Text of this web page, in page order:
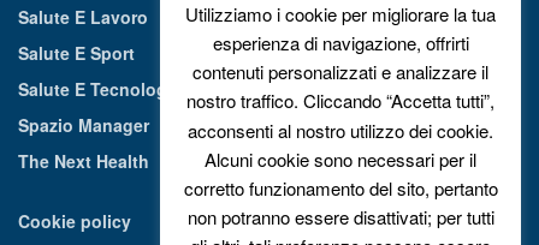
Salute E Lavoro
Salute E Sport
Salute E Tecnologia
Spazio Manager
The Next Health
Cookie policy
Utilizziamo i cookie per migliorare la tua
esperienza di navigazione, offrirti
contenuti personalizzati e analizzare il
nostro traffico. Cliccando “Accetta tutti”,
acconsenti al nostro utilizzo dei cookie.
Alcuni cookie sono necessari per il
corretto funzionamento del sito, pertanto
non potranno essere disattivati; per tutti